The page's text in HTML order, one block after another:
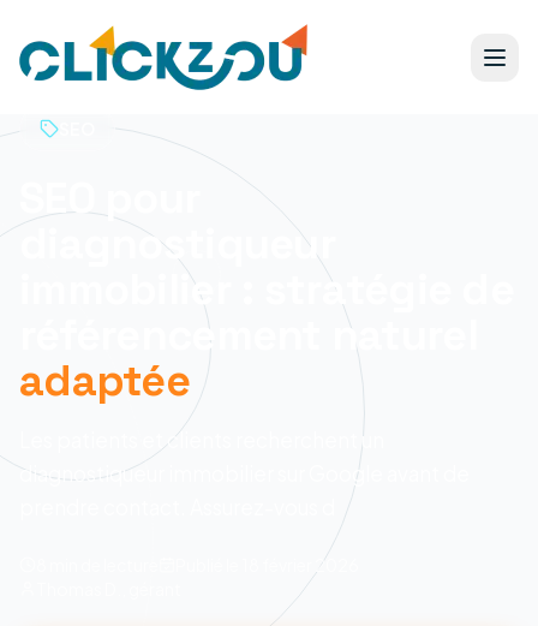
SEO pour
diagnostiqueur
immobilier : stratégie de
référencement naturel
adaptée
Les patients et clients recherchent un
diagnostiqueur immobilier sur Google avant de
18 février 2026